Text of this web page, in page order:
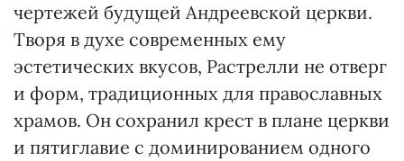
чертежей будущей Андреевской церкви.
Творя в духе современных ему
эстетических вкусов, Растрелли не отверг
и форм, традиционных для православных
храмов. Он сохранил крест в плане церкви
и пятиглавие с доминированием одного